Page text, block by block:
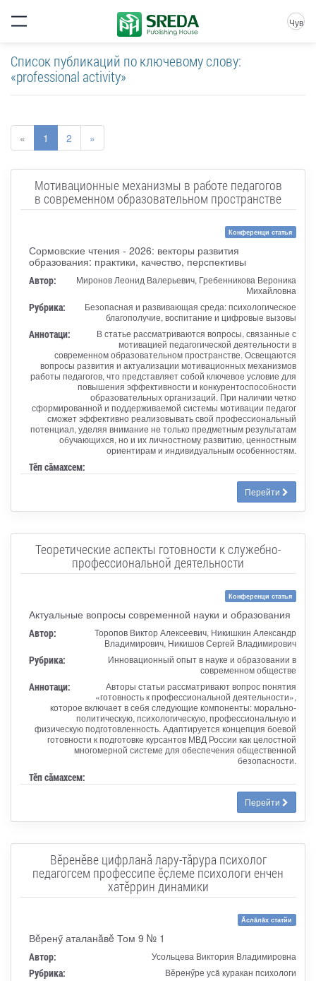
Чув
Список публикаций по ключевому слову:
«professional activity»
« 1 2 »
Мотивационные механизмы в работе педагогов
в современном образовательном пространстве
Конференци статья
Сормовские чтения - 2026: векторы развития
образования: практики, качество, перспективы
Автор:
Миронов Леонид Валерьевич, Гребенникова Вероника
Михайловна
Рубрика:
Безопасная и развивающая среда: психологическое
благополучие, воспитание и цифровые вызовы
Аннотаци:
В статье рассматриваются вопросы, связанные с
мотивацией педагогической деятельности в
современном образовательном пространстве. Освещаются
вопросы развития и актуализации мотивационных механизмов
работы педагогов, что представляет собой ключевое условие для
повышения эффективности и конкурентоспособности
образовательных организаций. При наличии четко
сформированной и поддерживаемой системы мотивации педагог
сможет эффективно реализовывать свой профессиональный
потенциал, уделяя внимание не только предметным результатам
обучающихся, но и их личностному развитию, ценностным
ориентирам и индивидуальным особенностям.
Тӗп сӑмахсем:
Перейти
Теоретические аспекты готовности к служебно-
профессиональной деятельности
Конференци статья
Актуальные вопросы современной науки и образования
Автор:
Торопов Виктор Алексеевич, Никишкин Александр
Владимирович, Никишов Сергей Владимирович
Рубрика:
Инновационный опыт в науке и образовании в
современном обществе
Аннотаци:
Авторы статьи рассматривают вопрос понятия
«готовность к профессиональной деятельности»,
которое включает в себя следующие компоненты: морально-
политическую, психологическую, профессиональную и
физическую подготовленность. Адаптируется концепция боевой
готовности к подготовке курсантов МВД России как целостной
многомерной системе для обеспечения общественной
безопасности.
Тӗп сӑмахсем:
Перейти
Вӗренӗве цифрланӑ лару-тӑрура психолог
педагогсем профессипе ӗҫлеме психологи енчен
хатӗррин динамики
Ăслăлăх статйи
Вĕренӳ аталанăвĕ Том 9 № 1
Автор: Усольцева Виктория Владимировна
Рубрика: Вӗренӳре усă куракан психологи